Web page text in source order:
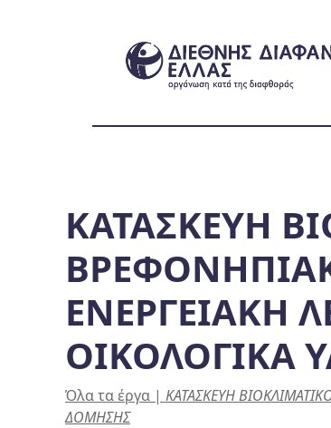
ΚΑΤΑΣΚΕΥΗ
ΕΝΕΡΓΕΙΑΚΗ
ΟΙΚΟΛΟΓΙΚΑ
Όλα τα έργα | ΚΑΤΑΣΚΕΥΗ
ΔΟΜΗΣΗΣ